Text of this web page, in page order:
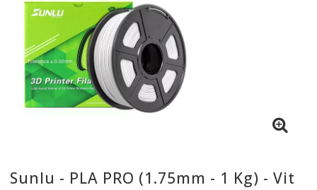
3D-Skrivare — Delar
Resin
3D-Pennor & Tillbehör
Sunlu - PLA PRO (1.75mm - 1 Kg) - Vit